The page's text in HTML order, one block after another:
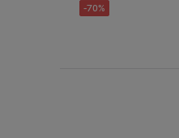
-70%